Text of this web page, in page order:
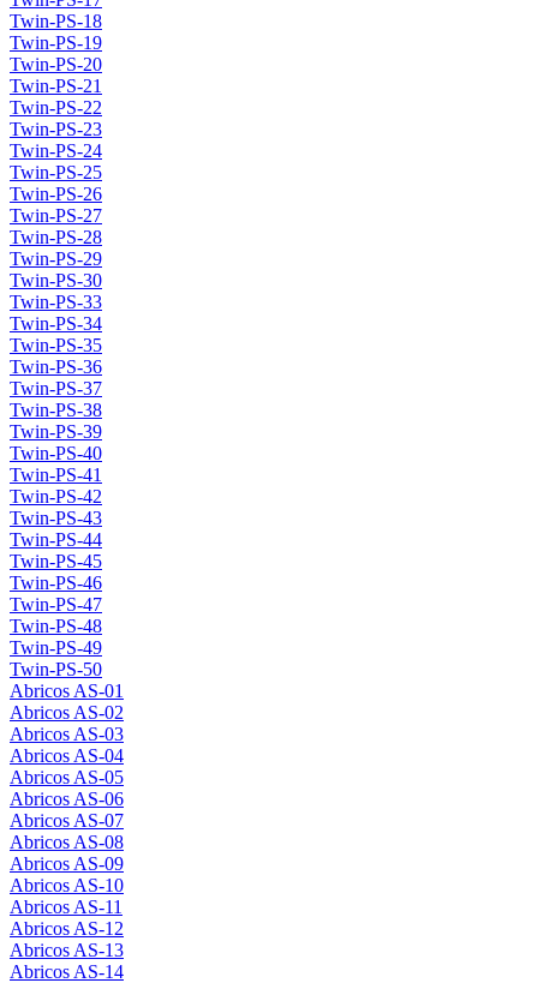
Twin-PS-18
Twin-PS-19
Twin-PS-20
Twin-PS-21
Twin-PS-22
Twin-PS-23
Twin-PS-24
Twin-PS-25
Twin-PS-26
Twin-PS-27
Twin-PS-28
Twin-PS-29
Twin-PS-30
Twin-PS-33
Twin-PS-34
Twin-PS-35
Twin-PS-36
Twin-PS-37
Twin-PS-38
Twin-PS-39
Twin-PS-40
Twin-PS-41
Twin-PS-42
Twin-PS-43
Twin-PS-44
Twin-PS-45
Twin-PS-46
Twin-PS-47
Twin-PS-48
Twin-PS-49
Twin-PS-50
Abricos AS-01
Abricos AS-02
Abricos AS-03
Abricos AS-04
Abricos AS-05
Abricos AS-06
Abricos AS-07
Abricos AS-08
Abricos AS-09
Abricos AS-10
Abricos AS-11
Abricos AS-12
Abricos AS-13
Abricos AS-14